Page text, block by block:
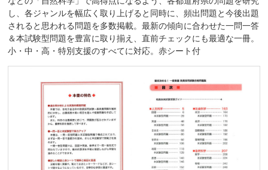
し、各ジャンルを幅広く取り上げると同時に、頻出問題と今後出題
されると思われる問題を多数掲載。最新の傾向に合わせた一問一答
＆本試験型問題を豊富に取り揃え、直前チェックにも最適な一冊。
小・中・高・特別支援のすべてに対応。赤シート付